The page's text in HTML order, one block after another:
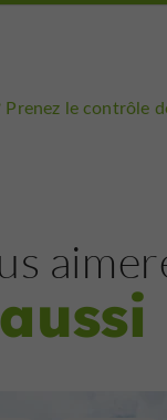
le contrôle
aussi